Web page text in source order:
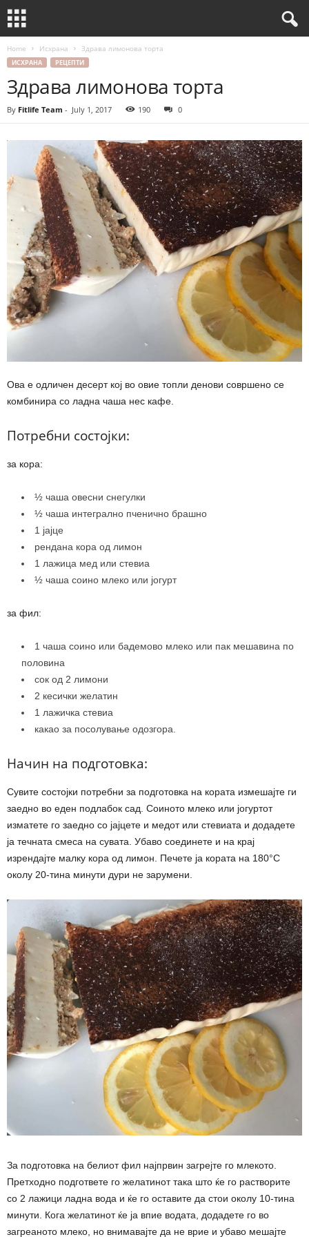
Home Исхрана Здрава лимонова торта
ИСХРАНА РЕЦЕПТИ
Здрава лимонова торта
By Fitlife Team - July 1, 2017 190 0
Ова е одличен десерт кој во овие топли денови совршено се
комбинира со ладна чаша нес кафе.
Потребни состојки:
за кора:
½ чаша овесни снегулки
½ чаша интегрално пченично брашно
1 јајце
рендана кора од лимон
1 лажица мед или стевиа
½ чаша соино млеко или јогурт
за фил:
1 чаша соино или бадемово млеко или пак мешавина по
половина
сок од 2 лимони
2 кесички желатин
1 лажичка стевиа
какао за посолување одозгора.
Начин на подготовка:
Сувите состојки потребни за подготовка на кората измешајте ги
заедно во еден подлабок сад. Соиното млеко или јогуртот
изматете го заедно со јајцете и медот или стевиата и додадете
ја течната смеса на сувата. Убаво соединете и на крај
изрендајте малку кора од лимон. Печете ја кората на 180°С
околу 20-тина минути дури не зарумени.
За подготовка на белиот фил најпрвин загрејте го млекото.
Претходно подгответе го желатинот така што ќе го растворите
со 2 лажици ладна вода и ќе го оставите да стои околу 10-тина
минути. Кога желатинот ќе ја впие водата, додадете го во
загреаното млеко, но внимавајте да не врие и убаво мешајте